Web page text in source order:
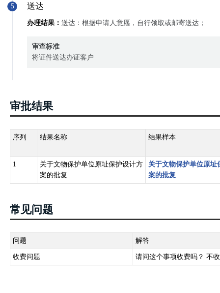
5 送达
办理结果： 送达：根据申请人意愿，自行领取或邮寄送达；
审查标准
将证件送达办证客户
审批结果
序列 结果名称 结果样本
1
关于文物保护单位原址保护设计方
案的批复
关于文物保护单位原址
案的批复
常见问题
问题 解答
收费问题 请问这个事项收费吗？ 不